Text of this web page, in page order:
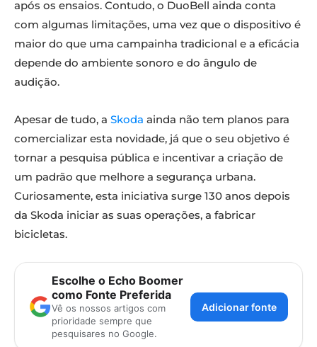
após os ensaios. Contudo, o DuoBell ainda conta
com algumas limitações, uma vez que o dispositivo é
maior do que uma campainha tradicional e a eficácia
depende do ambiente sonoro e do ângulo de
audição.
Apesar de tudo, a Skoda ainda não tem planos para
comercializar esta novidade, já que o seu objetivo é
tornar a pesquisa pública e incentivar a criação de
um padrão que melhore a segurança urbana.
Curiosamente, esta iniciativa surge 130 anos depois
da Skoda iniciar as suas operações, a fabricar
bicicletas.
Escolhe o Echo Boomer
como Fonte Preferida
Vê os nossos artigos com
prioridade sempre que
pesquisares no Google.
Adicionar fonte